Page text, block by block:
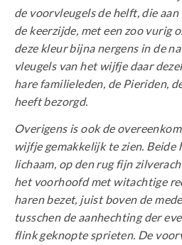
de voorvleugels de helft, die
de keerzijde, met een zoo vurig
deze kleur bijna nergens in de
vleugels van het wijfje daar
hare familieleden, de Pieriden,
heeft bezorgd.
Overigens is ook de
wijfje gemakkelijk te zien. Beide
lichaam, op den rug fijn
het voorhoofd met witachtige
haren bezet, juist boven de
tusschen de aanhechting der
flink geknopte sprieten. De